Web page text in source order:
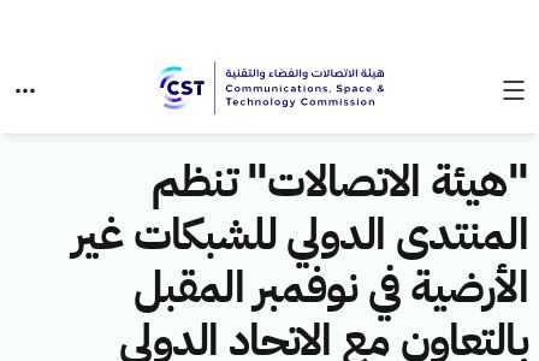
"هيئة الاتصالات" تنظم
المنتدى الدولي للشبكات غير
الأرضية في نوفمبر المقبل
بالتعاون مع الاتحاد الدولي